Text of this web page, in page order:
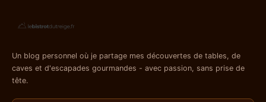
Un blog personnel où je partage mes découvertes de tables, de
caves et d'escapades gourmandes - avec passion, sans prise de
tête.